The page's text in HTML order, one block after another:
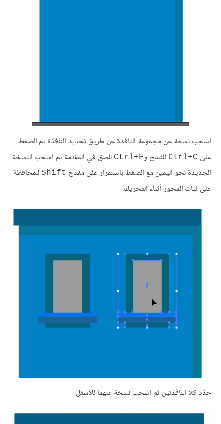
اسحب نسخة عن مجموعة النافذة عن طريق تحديد النافذة ثم الضغط
على Ctrl+C للنسخ وCtrl+F للصق في المقدمة ثم اسحب النسخة
الجديدة نحو اليمين مع الضغط باستمرار على مفتاح Shift للمحافظة
على ثبات المحور أثناء التحريك.
حدّد كلا النافذتين ثم اسحب نسخة عنهما للأسفل.